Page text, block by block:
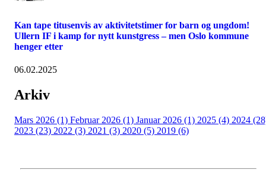
Kan tape titusenvis av aktivitetstimer for barn og ungdom!
Ullern IF i kamp for nytt kunstgress – men Oslo kommune
henger etter
06.02.2025
Arkiv
Mars 2026 (1) Februar 2026 (1) Januar 2026 (1) 2025 (4) 2024
2023 (23) 2022 (3) 2021 (3) 2020 (5) 2019 (6)